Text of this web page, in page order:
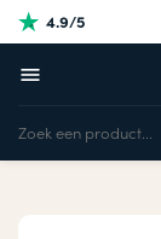
4.9/5